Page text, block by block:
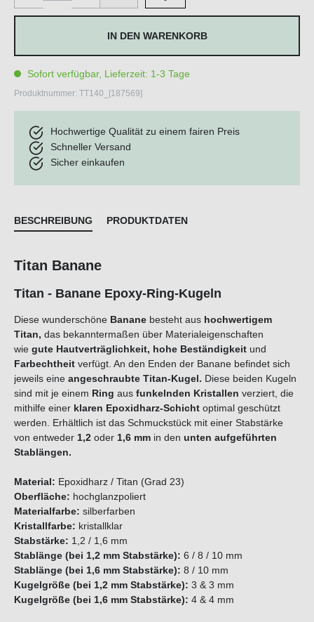
IN DEN WARENKORB
Sofort verfügbar, Lieferzeit: 1-3 Tage
Produktnummer: TT140_[187569]
Hochwertige Qualität zu einem fairen Preis
Schneller Versand
Sicher einkaufen
BESCHREIBUNG PRODUKTDATEN
Titan Banane
Titan - Banane Epoxy-Ring-Kugeln
Diese wunderschöne Banane besteht aus hochwertigem
Titan, das bekanntermaßen über Materialeigenschaften
wie gute Hautverträglichkeit, hohe Beständigkeit und
Farbechtheit verfügt. An den Enden der Banane befindet sich
jeweils eine angeschraubte Titan-Kugel. Diese beiden Kugeln
sind mit je einem Ring aus funkelnden Kristallen verziert, die
mithilfe einer klaren Epoxidharz-Schicht optimal geschützt
werden. Erhältlich ist das Schmuckstück mit einer Stabstärke
von entweder 1,2 oder 1,6 mm in den unten aufgeführten
Stablängen.
Material: Epoxidharz / Titan (Grad 23)
Oberfläche: hochglanzpoliert
Materialfarbe: silberfarben
Kristallfarbe: kristallklar
Stabstärke: 1,2 / 1,6 mm
Stablänge (bei 1,2 mm Stabstärke): 6 / 8 / 10 mm
Stablänge (bei 1,6 mm Stabstärke): 8 / 10 mm
Kugelgröße (bei 1,2 mm Stabstärke): 3 & 3 mm
Kugelgröße (bei 1,6 mm Stabstärke): 4 & 4 mm